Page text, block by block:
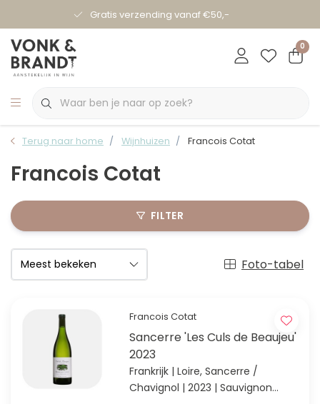
Gratis verzending vanaf €50,-
0
Terug naar home Wijnhuizen Francois Cotat
Francois Cotat
FILTER
Foto-tabel
Francois Cotat
Sancerre 'Les Culs de Beaujeu'
2023
Frankrijk | Loire, Sancerre /
Chavignol | 2023 | Sauvignon